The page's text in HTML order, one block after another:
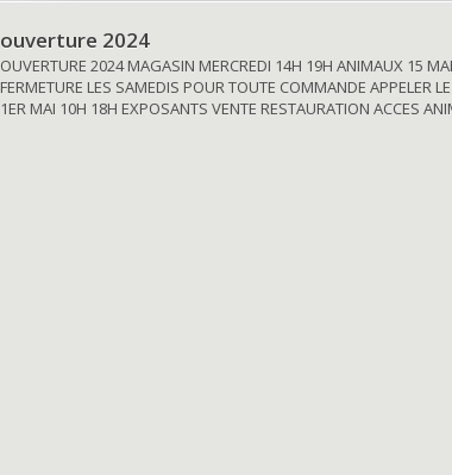
ouverture 2024
OUVERTURE 2024 MAGASIN MERCREDI 14H 19H ANIMAUX 15
FERMETURE LES SAMEDIS POUR TOUTE COMMANDE APPELER
1ER MAI 10H 18H EXPOSANTS VENTE RESTAURATION ACCES